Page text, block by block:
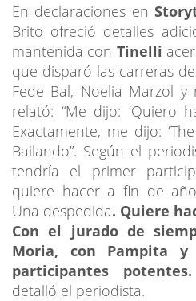
En declaraciones en
Brito ofreció detalles
mantenida con Tinelli
que disparó las carreras
Fede Bal, Noelia Marzol y
relató: “Me dijo: ‘Quiero
Exactamente, me dijo:
Bailando”. Según el
tendría el primer
quiere hacer a fin de
Una despedida. Quiere
Con el jurado de
Moria, con Pampita
participantes
detalló el periodista.